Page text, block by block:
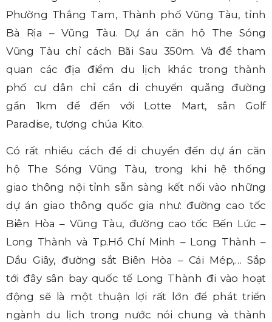
Phường Thắng Tam, Thành phố Vũng Tàu, tỉnh
Bà Rịa – Vũng Tàu. Dự án căn hộ The Sóng
Vũng Tàu chỉ cách Bãi Sau 350m. Và để tham
quan các địa điểm du lịch khác trong thành
phố cư dân chỉ cần di chuyển quãng đường
gần 1km để đến với Lotte Mart, sân Golf
Paradise, tượng chúa Kito.
Có rất nhiều cách để di chuyển đến dự án căn
hộ The Sóng Vũng Tàu, trong khi hệ thống
giao thông nội tỉnh sẵn sàng kết nối vào những
dự án giao thông quốc gia như: đường cao tốc
Biên Hòa – Vũng Tàu, đường cao tốc Bến Lức –
Long Thành và Tp.Hồ Chí Minh – Long Thành –
Dầu Giây, đường sắt Biên Hòa – Cái Mép,… Sắp
tới đây sân bay quốc tế Long Thành đi vào hoạt
động sẽ là một thuận lợi rất lớn để phát triển
ngành du lịch trong nước nói chung và thành